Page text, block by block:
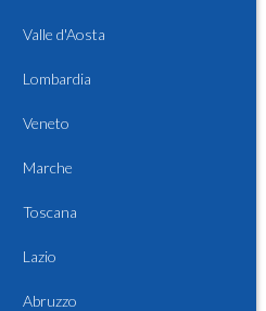
Valle d'Aosta
Lombardia
Veneto
Marche
Toscana
Lazio
Abruzzo